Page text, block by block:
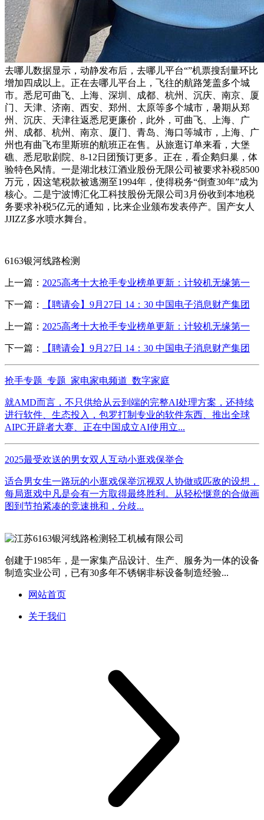
去哪儿数据显示，动静发布后，去哪儿平台“”机票搜刮量环比
增加四成以上。正在去哪儿平台上，飞往的航路笼盖多个城
市。悉尼可曲飞、上海、深圳、成都、杭州、沉庆、南京、厦
门、天津、济南、西安、郑州、太原等多个城市，暑期从郑
州、沉庆、天津往返悉尼更廉价，此外，可曲飞、上海、广
州、成都、杭州、南京、厦门、青岛、海口等城市，上海、广
州也有曲飞布里斯班的航班正在售。从旅逛订单来看，大堡
礁、悉尼歌剧院、8-12日团预订更多。正在，看企鹅归巢，体
验特色风情。一是湖北枝江酒业股份无限公司被要求补税8500
万元，因这笔税款被逃溯至1994年，使得税务“倒查30年”成为
核心。二是宁波博汇化工科技股份无限公司3月份收到本地税
务要求补税5亿元的通知，比来企业颁布发表停产。国产女人
JJIZZ多水喷水舞台。
6163银河线路检测
上一篇： 2025高考十大抢手专业榜单更新：计较机无缘第一
下一篇： 【聘请会】9月27日 14：30 中国电子消息财产集团
上一篇： 2025高考十大抢手专业榜单更新：计较机无缘第一
下一篇： 【聘请会】9月27日 14：30 中国电子消息财产集团
抢手专题_专题_家电家电频道_数字家庭
就AMD而言，不只供给从云到端的完整AI处理方案，还持续
进行软件、生态投入，包罗打制专业的软件东西、推出全球
AIPC开辟者大赛、正在中国成立AI使用立...
2025最受欢送的男女双人互动小逛戏保举合
适合男女生一路玩的小逛戏保举沉视双人协做或匹敌的设想，
每局逛戏中凡是会有一方取得最终胜利。从轻松惬意的合做画
图到节拍紧凑的竞速挑和，分歧...
创建于1985年，是一家集产品设计、生产、服务为一体的设备
制造实业公司，已有30多年不锈钢非标设备制造经验...
网站首页
关于我们